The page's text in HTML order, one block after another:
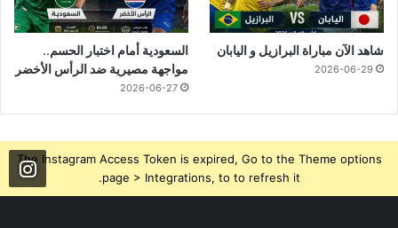
شاهد الآن مباراة البرازيل و اليابان
2026-06-29
السعودية أمام اختبار الحسم..
مواجهة مصيرية ضد الرأس الأخضر
2026-06-27
The Instagram Access Token is expired, Go to the Theme options
page > Integrations, to to refresh it.